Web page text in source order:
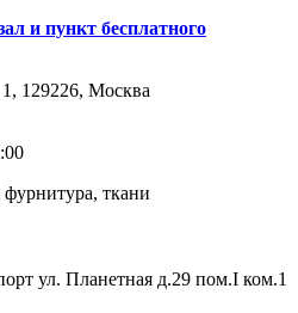
и пункт бесплатного
129226, Москва
ткани
ул. Планетная д.29 пом.I ком.1